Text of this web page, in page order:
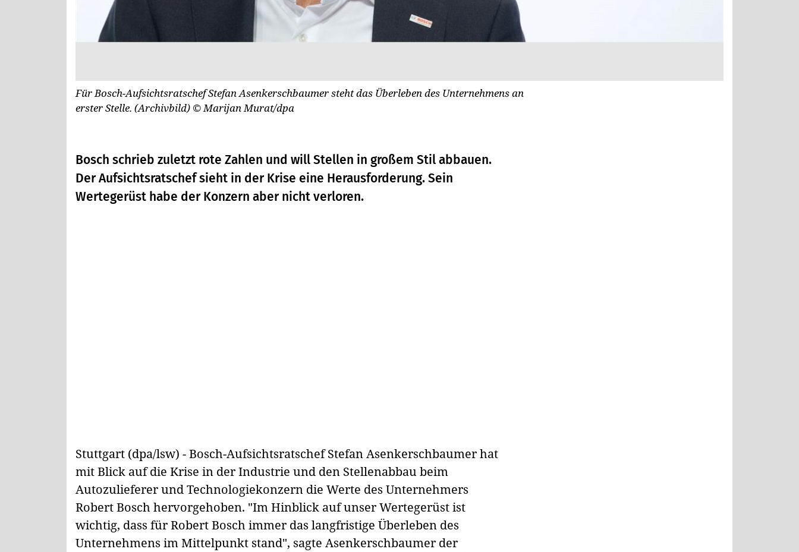
Für Bosch-Aufsichtsratschef Stefan Asenkerschbaumer steht das Überleben des Unternehmens an
erster Stelle. (Archivbild) © Marijan Murat/dpa
Bosch schrieb zuletzt rote Zahlen und will Stellen in großem Stil abbauen.
Der Aufsichtsratschef sieht in der Krise eine Herausforderung. Sein
Wertegerüst habe der Konzern aber nicht verloren.
Stuttgart (dpa/lsw) - Bosch-Aufsichtsratschef Stefan Asenkerschbaumer hat
mit Blick auf die Krise in der Industrie und den Stellenabbau beim
Autozulieferer und Technologiekonzern die Werte des Unternehmers
Robert Bosch hervorgehoben. "Im Hinblick auf unser Wertegerüst ist
wichtig, dass für Robert Bosch immer das langfristige Überleben des
Unternehmens im Mittelpunkt stand", sagte Asenkerschbaumer der